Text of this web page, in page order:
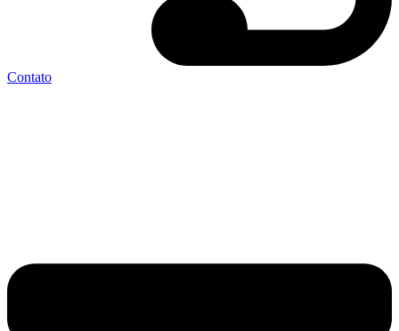
Contato